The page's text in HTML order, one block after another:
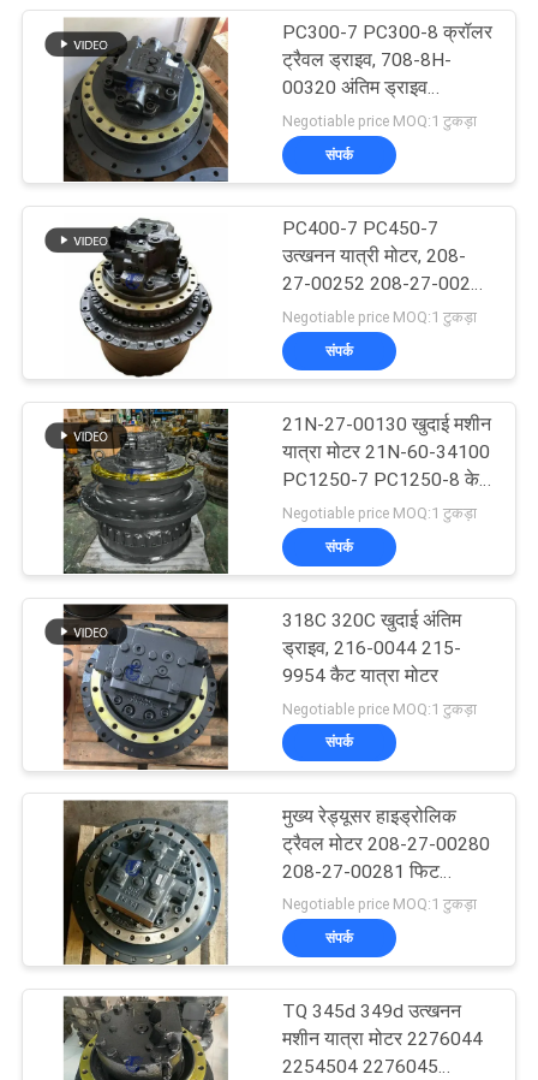
समाचार
मामलों
एक
अनुरोध
साइटमैप
गोपनीयता
नीति
हाइड्रोलिक फैन पंप
76
हाइड्रोलिक पंप भागों
76
कावासाकी हाइड्रोलिक पंप
34
खुदाई यात्रा मोटर
PC300-7 PC300-8 क्रॉलर
ट्रैवल ड्राइव, 708-8H-
00320 अंतिम ड्राइव
विधानसभा
Negotiable price MOQ:1 टुकड़ा
संपर्क
PC400-7 PC450-7
उत्खनन यात्री मोटर, 208-
27-00252 208-27-00241
अंतिम ड्राइव Assy
Negotiable price MOQ:1 टुकड़ा
संपर्क
21N-27-00130 खुदाई मशीन
यात्रा मोटर 21N-60-34100
PC1250-7 PC1250-8 के
लिए
Negotiable price MOQ:1 टुकड़ा
संपर्क
318C 320C खुदाई अंतिम
ड्राइव, 216-0044 215-
9954 कैट यात्रा मोटर
Negotiable price MOQ:1 टुकड़ा
संपर्क
मुख्य रेड्यूसर हाइड्रोलिक
ट्रैवल मोटर 208-27-00280
208-27-00281 फिट
पीसी400-7 पीसी400LC-7
Negotiable price MOQ:1 टुकड़ा
संपर्क
TQ 345d 349d उत्खनन
मशीन यात्रा मोटर 2276044
2254504 2276045